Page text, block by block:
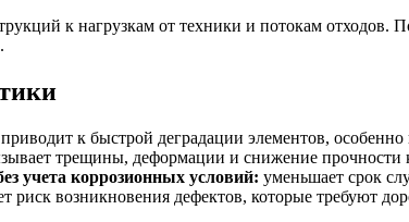
к нагрузкам от техники и потокам отходов.
приводит к быстрой деградации элементов,
трещины, деформации и снижение прочности
учета коррозионных условий: уменьшает срок
риск возникновения дефектов, которые требуют